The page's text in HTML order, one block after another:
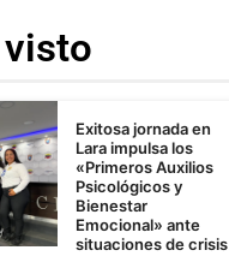
Exitosa jornada en
Lara impulsa los
«Primeros Auxilios
Psicológicos y
Bienestar
Emocional» ante
situaciones de crisis